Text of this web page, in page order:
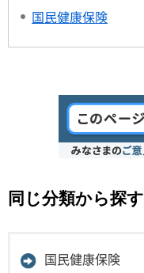
国民健康保険
同じ分類から探す
国民健康保険